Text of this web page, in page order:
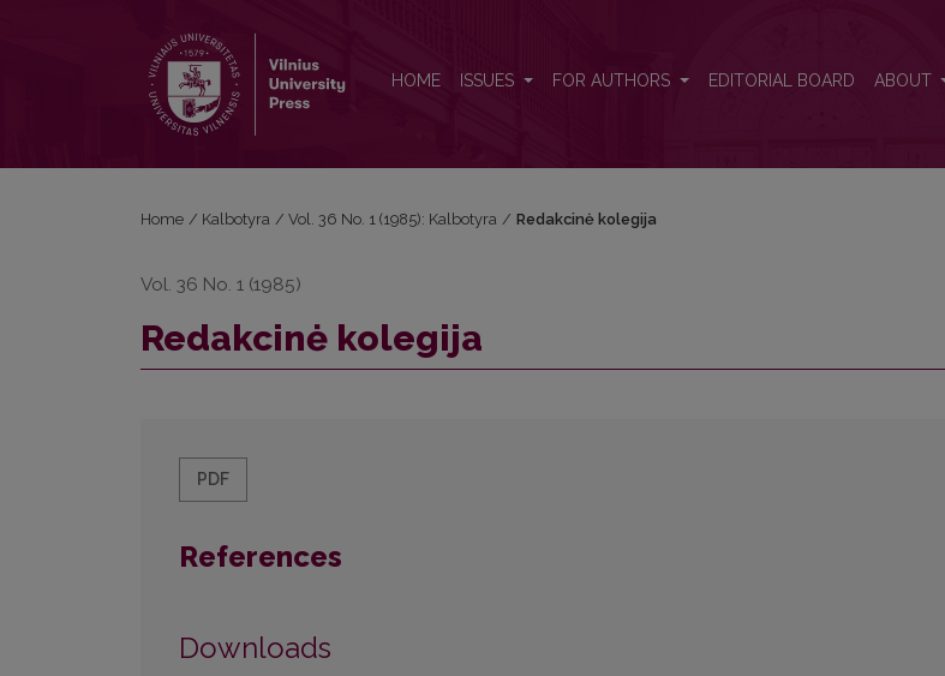
HOME ISSUES FOR AUTHORS EDITORIAL BOARD ABOUT
Home / Kalbotyra / Vol. 36 No. 1 (1985): Kalbotyra / Redakcinė kolegija
Vol. 36 No. 1 (1985)
Redakcinė kolegija
PDF
References
Downloads